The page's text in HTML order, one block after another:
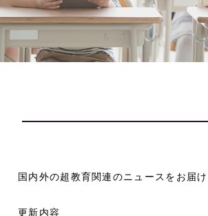
国内外の超教育関連のニュースをお届け
更新内容